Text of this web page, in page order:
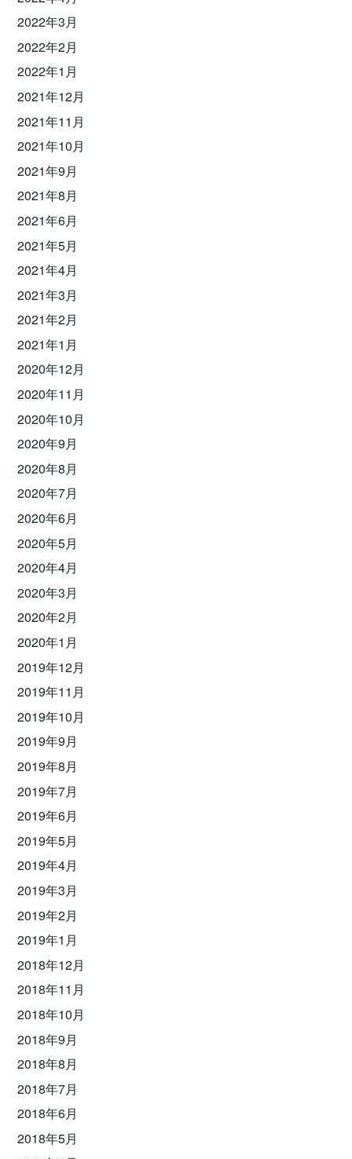
2022年3月
2022年2月
2022年1月
2021年12月
2021年11月
2021年10月
2021年9月
2021年8月
2021年6月
2021年5月
2021年4月
2021年3月
2021年2月
2021年1月
2020年12月
2020年11月
2020年10月
2020年9月
2020年8月
2020年7月
2020年6月
2020年5月
2020年4月
2020年3月
2020年2月
2020年1月
2019年12月
2019年11月
2019年10月
2019年9月
2019年8月
2019年7月
2019年6月
2019年5月
2019年4月
2019年3月
2019年2月
2019年1月
2018年12月
2018年11月
2018年10月
2018年9月
2018年8月
2018年7月
2018年6月
2018年5月